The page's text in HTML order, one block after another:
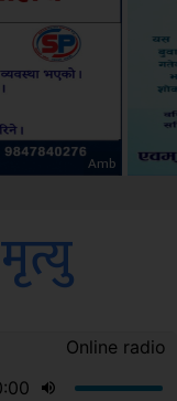
ksbus